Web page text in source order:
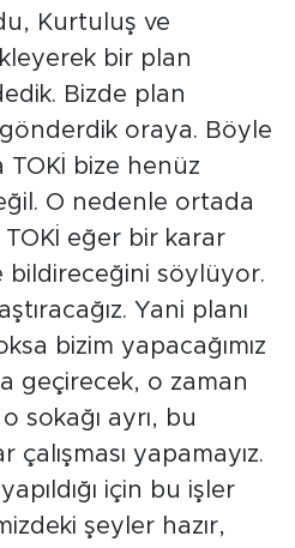
Kurtuluş ve
bir plan
Bizde plan
oraya. Böyle
TOKİ bize henüz
O nedenle ortada
TOKİ eğer bir karar
bildireceğini söylüyor.
Yani planı
bizim yapacağımız
geçirecek, o zaman
sokağı ayrı, bu
çalışması yapamayız.
için bu işler
şeyler hazır,